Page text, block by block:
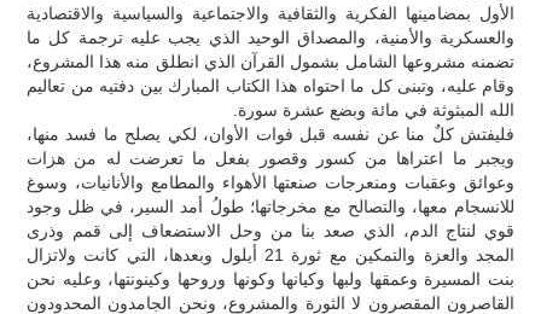
الأول بمضامينها الفكرية والثقافية والاجتماعية والسياسية والاقتصادية
والعسكرية والأمنية، والمصداق الوحيد الذي يجب عليه ترجمة كل ما
تضمنه مشروعها الشامل بشمول القرآن الذي انطلق منه هذا المشروع،
وقام عليه، وتبنى كل ما احتواه هذا الكتاب المبارك بين دفتيه من تعاليم
الله المبثوثة في مائة وبضع عشرة سورة.
فليفتش كلٌ منا عن نفسه قبل فوات الأوان، لكي يصلح ما فسد منها،
ويجبر ما اعتراها من كسور وقصور بفعل ما تعرضت له من هزات
وعوائق وعقبات ومنعرجات صنعتها الأهواء والمطامع والأنانيات، وسوغ
للانسجام معها، والتصالح مع مخرجاتها؛ طولُ أمد السير، في ظل وجود
قوي لنتاج الدم، الذي صعد بنا من وحل الاستضعاف إلى قمم وذرى
المجد والعزة والتمكين مع ثورة 21 أيلول وبعدها، التي كانت ولاتزال
بنت المسيرة وعمقها ولبها وكيانها وكونها وروحها وكينونتها، وعليه نحن
القاصرون المقصرون لا الثورة والمشروع، ونحن الجامدون المحدودون